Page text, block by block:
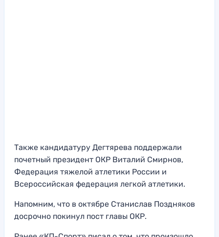
Также кандидатуру Дегтярева поддержали
почетный президент ОКР Виталий Смирнов,
Федерация тяжелой атлетики России и
Всероссийская федерация легкой атлетики.
Напомним, что в октябре Станислав Поздняков
досрочно покинул пост главы ОКР.